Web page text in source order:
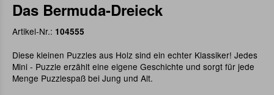
Das Bermuda-Dreieck
Artikel-Nr.: 104555
Diese kleinen Puzzles aus Holz sind ein echter Klassiker! Jedes
Mini - Puzzle erzählt eine eigene Geschichte und sorgt für jede
Menge Puzzlespaß bei Jung und Alt.